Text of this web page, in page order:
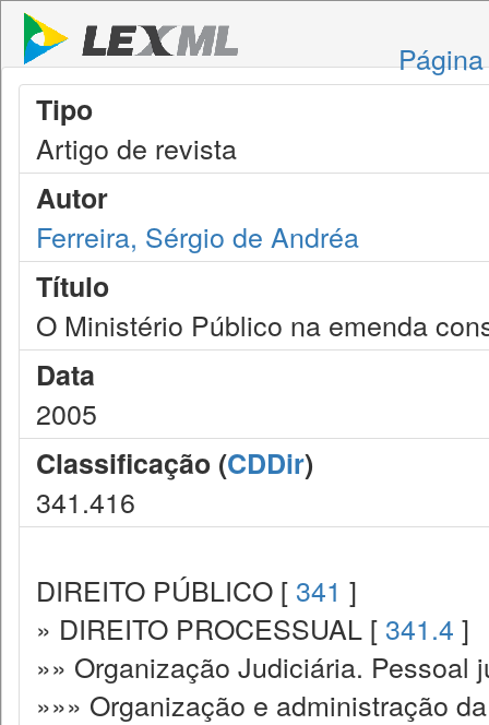
Tipo
Artigo de revista
Autor
Ferreira, Sérgio de Andréa
Título
O Ministério Público na emenda
Data
2005
Classificação (CDDir)
341.416
DIREITO PÚBLICO [ 341 ]
» DIREITO PROCESSUAL [ 341.4 ]
»» Organização Judiciária. Pessoal
»»» Organização e administração